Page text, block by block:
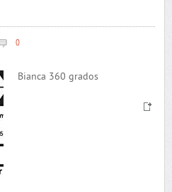
0
Bianca 360 grados